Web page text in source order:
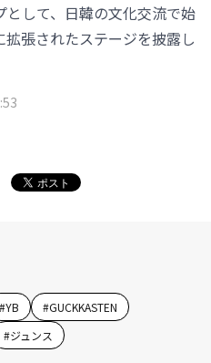
して、日韓の文化交流で始
張されたステージを披露し
#YB #GUCKKASTEN
#ジュンス